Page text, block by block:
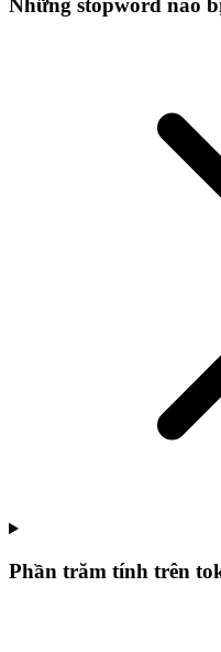
Những stopword nào
Phần trăm tính trên